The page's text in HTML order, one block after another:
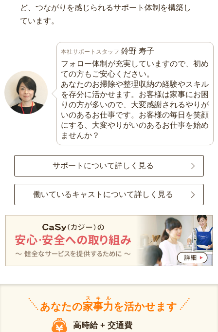
ど、つながりを感じられるサポート体制を構築し
ています。
本社サポートスタッフ 鈴野 寿子
フォロー体制が充実していますので、初め
ての方もご安心ください。
あなたのお掃除や整理収納の経験やスキル
を存分に活かせます。お客様は家事にお困
りの方が多いので、大変感謝されるやりが
いのあるお仕事です。お客様の毎日を笑顔
にする、大変やりがいのあるお仕事を始め
ませんか？
サポートについて詳しく見る
働いているキャストについて詳しく見る
あなたの家事力
スキル
を活かせます
高時給 + 交通費